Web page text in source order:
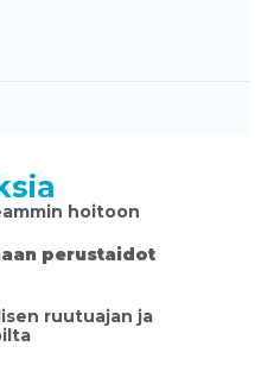
hoitoon
perustaidot
ruutuajan ja